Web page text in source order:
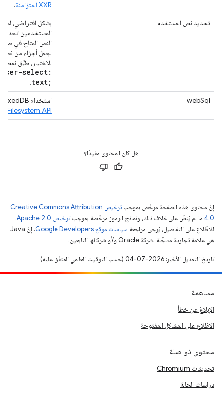
XXR المتزامنة
.
تحديد نص المستخدم
بشكل افتراضي، لم
المستخدمين
النص المتاح في
لجعل أجزاء من نص
للاختيار، طبِّق نمط CSS
select:
text;
.
webSql
استخدام IndexedDB أو
Filesystem API
هل كان المحتوى مفيدًا؟
إنّ محتوى هذه الصفحة مرخّص بموجب
ترخيص Creative Commons Attribution
4.0‏ ما لم يُنصّ على خلاف ذلك، ونماذج الرموز مرخّصة بموجبترخيص Apache 2.0‏
.
للاطّلاع على التفاصيل، يُرجى مراجعة سياسات موقع Google Developers‏
. إنّ Java
هي علامة تجارية مسجَّلة لشركة Oracle و/أو شركائها التابعين.
تاريخ التعديل الأخير: 2026-07-04 (حسب التوقيت العالمي المتفَّق عليه)
مساهمة
الإبلاغ عن خطأ
الاطّلاع على المشاكل المفتوحة
محتوى ذو صلة
تحديثات Chromium
دراسات الحالة